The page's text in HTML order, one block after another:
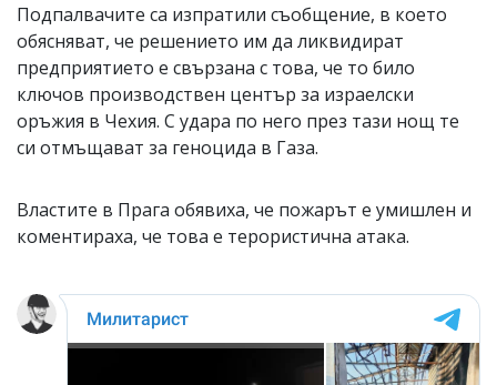
Подпалвачите са изпратили съобщение, в което
обясняват, че решението им да ликвидират
предприятието е свързана с това, че то било
ключов производствен център за израелски
оръжия в Чехия. С удара по него през тази нощ те
си отмъщават за геноцида в Газа.
Властите в Прага обявиха, че пожарът е умишлен и
коментираха, че това е терористична атака.